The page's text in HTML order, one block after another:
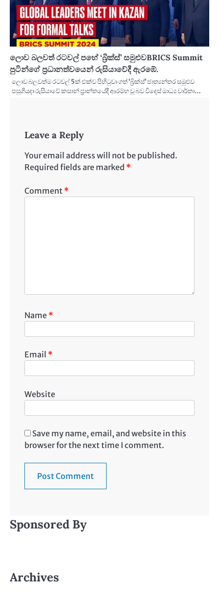
ලොව බලවත් රටවල් පහේ ‘බ්‍රික්ස්’ සමුළුවBRICS Summit
පුටින්ගේ ප්‍රධානත්වයෙන් රුසියාවේදී ඇරඹේ.
ලොව බලවත්ම රටවල් 5ක් එක්ව පිහිටුවා ගත් ‘බ්‍රික්ස්’ ජාත්‍යන්තර සමුළුව
පසුගියදා රුසියාවේ කසාන් ප්‍රාන්තයේදී ආරම්භ වූ බව විදෙස් මාධ්‍ය වාර්තා…
Leave a Reply
Your email address will not be published.
Required fields are marked *
Comment *
Name *
Email *
Website
Save my name, email, and website in this
browser for the next time I comment.
Sponsored By
Archives